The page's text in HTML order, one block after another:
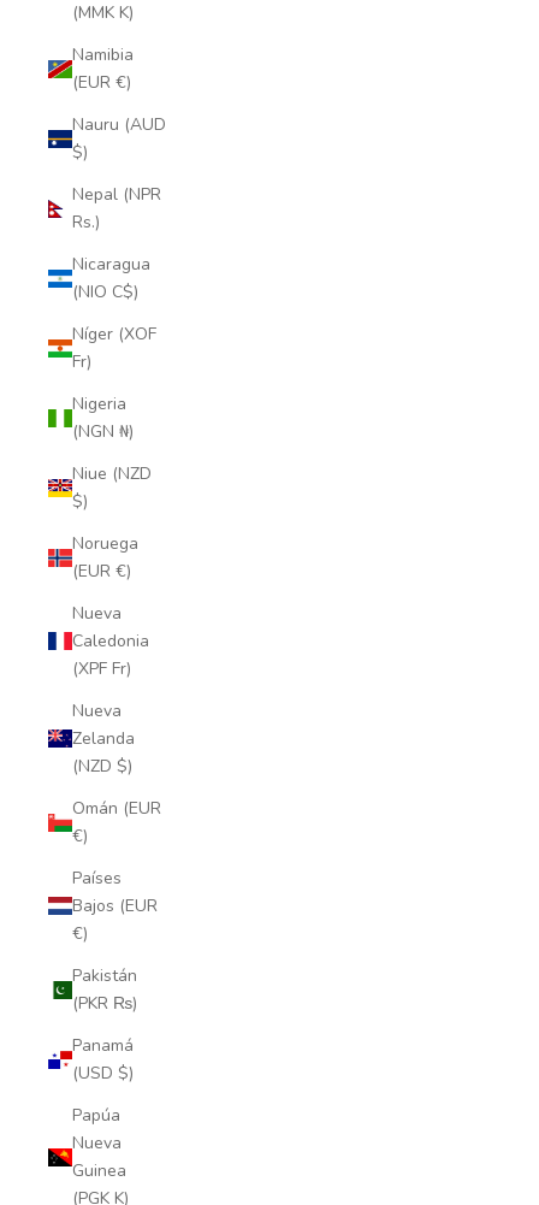
(MMK K)
Namibia
(EUR €)
Nauru (AUD
$)
Nepal (NPR
Rs.)
Nicaragua
(NIO C$)
Níger (XOF
Fr)
Nigeria
(NGN ₦)
Niue (NZD
$)
Noruega
(EUR €)
Nueva
Caledonia
(XPF Fr)
Nueva
Zelanda
(NZD $)
Omán (EUR
€)
Países
Bajos (EUR
€)
Pakistán
(PKR ₨)
Panamá
(USD $)
Papúa
Nueva
Guinea
(PGK K)